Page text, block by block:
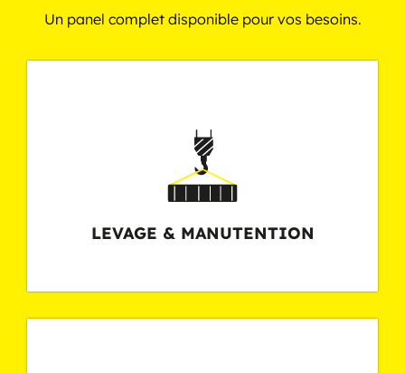
Un panel complet disponible pour vos besoins.
LEVAGE & MANUTENTION